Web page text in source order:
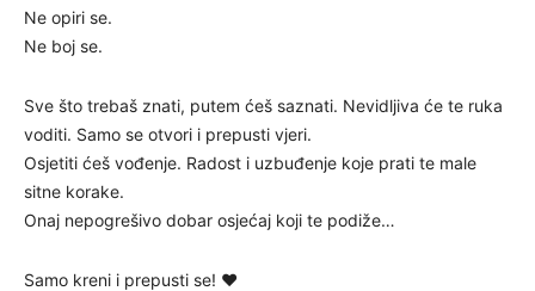
Ne opiri se.
Ne boj se.
Sve što trebaš znati, putem ćeš saznati. Nevidljiva će te ruka
voditi. Samo se otvori i prepusti vjeri.
Osjetiti ćeš vođenje. Radost i uzbuđenje koje prati te male
sitne korake.
Onaj nepogrešivo dobar osjećaj koji te podiže…
Samo kreni i prepusti se! ❤️